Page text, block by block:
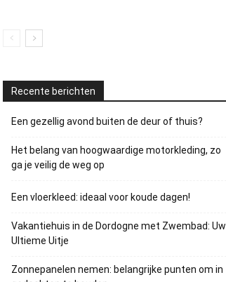
Recente berichten
Een gezellig avond buiten de deur of thuis?
Het belang van hoogwaardige motorkleding, zo
ga je veilig de weg op
Een vloerkleed: ideaal voor koude dagen!
Vakantiehuis in de Dordogne met Zwembad: Uw
Ultieme Uitje
Zonnepanelen nemen: belangrijke punten om in